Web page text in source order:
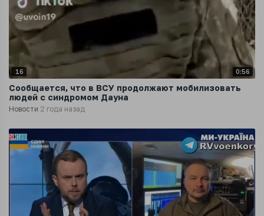
16 0:56
Сообщается, что в ВСУ продолжают мобилизовать
людей с синдромом Дауна
Новости 2 года назад